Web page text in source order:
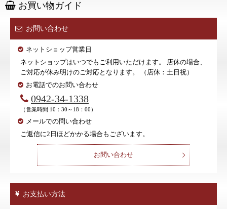
お買い物ガイド
お問い合わせ
ネットショップ営業日
ネットショップはいつでもご利用いただけます。 店休の場合、
ご対応が休み明けのご対応となります。 （店休：土日祝）
お電話でのお問い合わせ
0942-34-1338
（営業時間 10：30～18：00）
メールでの問い合わせ
ご返信に2日ほどかかる場合もございます。
お問い合わせ
お支払い方法